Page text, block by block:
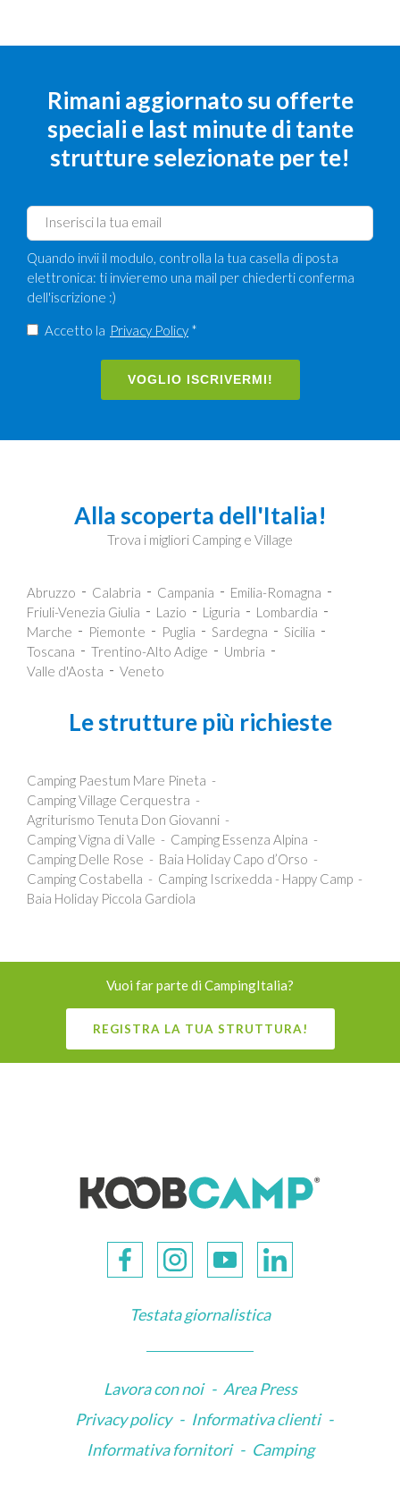
Rimani aggiornato su offerte
speciali e last minute di tante
strutture selezionate per te!
Quando invii il modulo, controlla la tua casella di posta
elettronica: ti invieremo una mail per chiederti conferma
dell'iscrizione :)
Accetto la Privacy Policy *
VOGLIO ISCRIVERMI!
Alla scoperta dell'Italia!
Trova i migliori Camping e Village
Abruzzo Calabria Campania
Emilia-Romagna
Friuli-Venezia Giulia
Lazio Liguria
Lombardia
Marche
Piemonte Puglia Sardegna
Sicilia
Toscana
Trentino-Alto Adige
Umbria
Valle d'Aosta
Veneto
Le strutture più richieste
Camping Paestum Mare Pineta
Camping Village Cerquestra
Agriturismo Tenuta Don Giovanni
Camping Vigna di Valle
Camping Essenza Alpina
Camping Delle Rose
Baia Holiday Capo d’Orso
Camping Costabella
Camping Iscrixedda - Happy Camp
Baia Holiday Piccola Gardiola
Vuoi far parte di CampingItalia?
REGISTRA LA TUA STRUTTURA!
Testata giornalistica
Lavora con noi - Area Press
Privacy policy - Informativa clienti -
Informativa fornitori - Camping